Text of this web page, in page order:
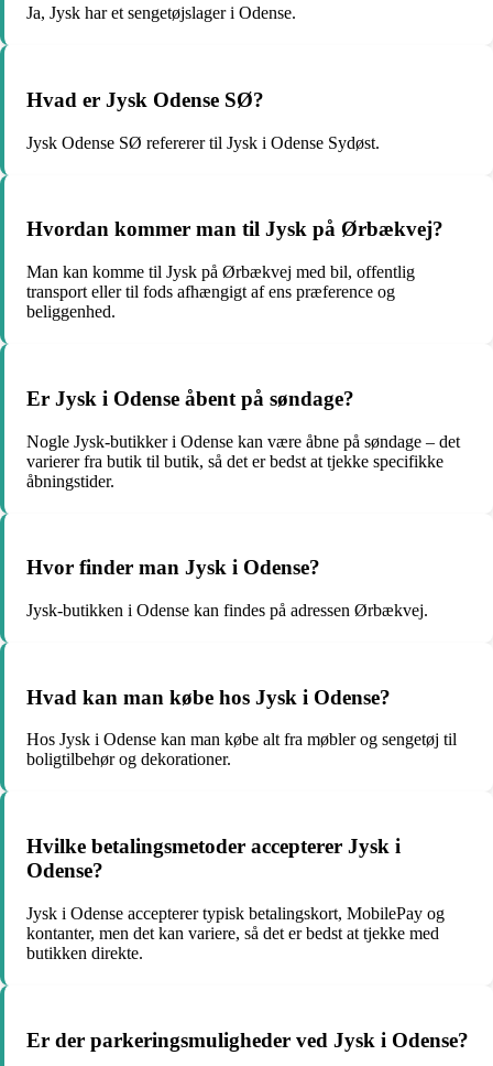
Ja, Jysk har et sengetøjslager i Odense.
Hvad er Jysk Odense SØ?
Jysk Odense SØ refererer til Jysk i Odense Sydøst.
Hvordan kommer man til Jysk på Ørbækvej?
Man kan komme til Jysk på Ørbækvej med bil, offentlig
transport eller til fods afhængigt af ens præference og
beliggenhed.
Er Jysk i Odense åbent på søndage?
Nogle Jysk-butikker i Odense kan være åbne på søndage – det
varierer fra butik til butik, så det er bedst at tjekke specifikke
åbningstider.
Hvor finder man Jysk i Odense?
Jysk-butikken i Odense kan findes på adressen Ørbækvej.
Hvad kan man købe hos Jysk i Odense?
Hos Jysk i Odense kan man købe alt fra møbler og sengetøj til
boligtilbehør og dekorationer.
Hvilke betalingsmetoder accepterer Jysk i
Odense?
Jysk i Odense accepterer typisk betalingskort, MobilePay og
kontanter, men det kan variere, så det er bedst at tjekke med
butikken direkte.
Er der parkeringsmuligheder ved Jysk i Odense?